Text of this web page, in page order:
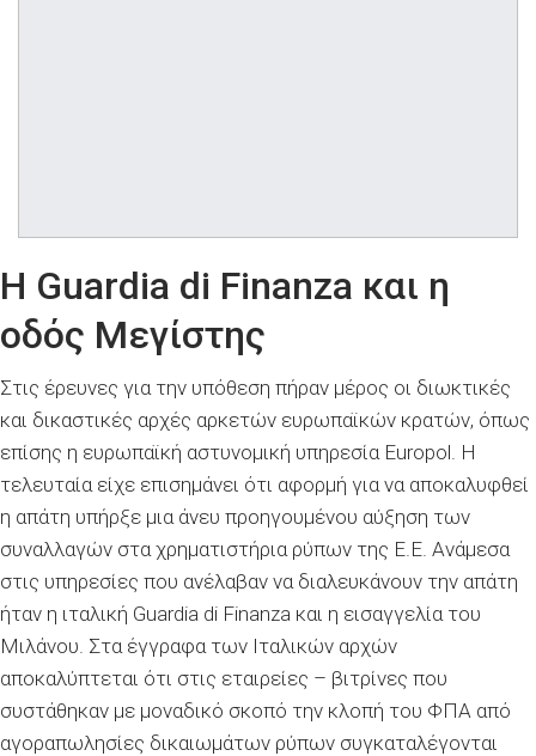
Η Guardia di Finanza και η
οδός Μεγίστης
Στις έρευνες για την υπόθεση πήραν μέρος οι διωκτικές
και δικαστικές αρχές αρκετών ευρωπαϊκών κρατών, όπως
επίσης η ευρωπαϊκή αστυνομική υπηρεσία Europol. H
τελευταία είχε επισημάνει ότι αφορμή για να αποκαλυφθεί
η απάτη υπήρξε μια άνευ προηγουμένου αύξηση των
συναλλαγών στα χρηματιστήρια ρύπων της Ε.Ε. Ανάμεσα
στις υπηρεσίες που ανέλαβαν να διαλευκάνουν την απάτη
ήταν η ιταλική Guardia di Finanza και η εισαγγελία του
Μιλάνου. Στα έγγραφα των Ιταλικών αρχών
αποκαλύπτεται ότι στις εταιρείες – βιτρίνες που
συστάθηκαν με μοναδικό σκοπό την κλοπή του ΦΠΑ από
αγοραπωλησίες δικαιωμάτων ρύπων συγκαταλέγονται